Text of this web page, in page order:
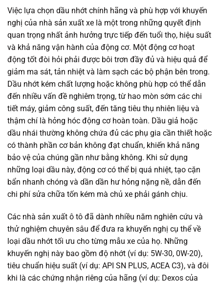
Việc lựa chọn dầu nhớt chính hãng và phù hợp với khuyến
nghị của nhà sản xuất xe là một trong những quyết định
quan trọng nhất ảnh hưởng trực tiếp đến tuổi thọ, hiệu suất
và khả năng vận hành của động cơ. Một động cơ hoạt
động tốt đòi hỏi phải được bôi trơn đầy đủ và hiệu quả để
giảm ma sát, tản nhiệt và làm sạch các bộ phận bên trong.
Dầu nhớt kém chất lượng hoặc không phù hợp có thể dẫn
đến nhiều vấn đề nghiêm trọng, từ hao mòn sớm các chi
tiết máy, giảm công suất, đến tăng tiêu thụ nhiên liệu và
thậm chí là hỏng hóc động cơ hoàn toàn. Dầu giả hoặc
dầu nhái thường không chứa đủ các phụ gia cần thiết hoặc
có thành phần cơ bản không đạt chuẩn, khiến khả năng
bảo vệ của chúng gần như bằng không. Khi sử dụng
những loại dầu này, động cơ có thể bị quá nhiệt, tạo cặn
bẩn nhanh chóng và dần dần hư hỏng nặng nề, dẫn đến
chi phí sửa chữa tốn kém mà chủ xe phải gánh chịu.
Các nhà sản xuất ô tô đã dành nhiều năm nghiên cứu và
thử nghiệm chuyên sâu để đưa ra khuyến nghị cụ thể về
loại dầu nhớt tối ưu cho từng mẫu xe của họ. Những
khuyến nghị này bao gồm độ nhớt (ví dụ: 5W-30, 0W-20),
tiêu chuẩn hiệu suất (ví dụ: API SN PLUS, ACEA C3), và đôi
khi là các chứng nhận riêng của hãng (ví dụ: Dexos của